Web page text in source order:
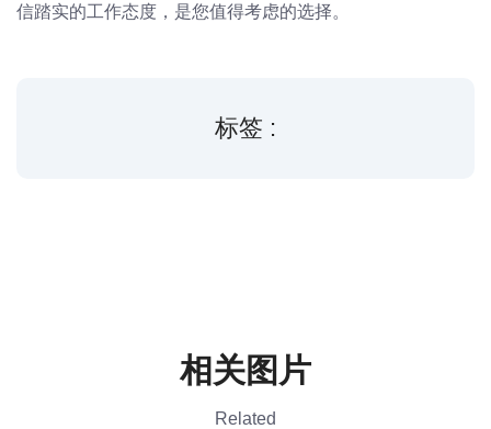
信踏实的工作态度，是您值得考虑的选择。
标签 :
相关图片
Related